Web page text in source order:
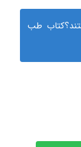
طب